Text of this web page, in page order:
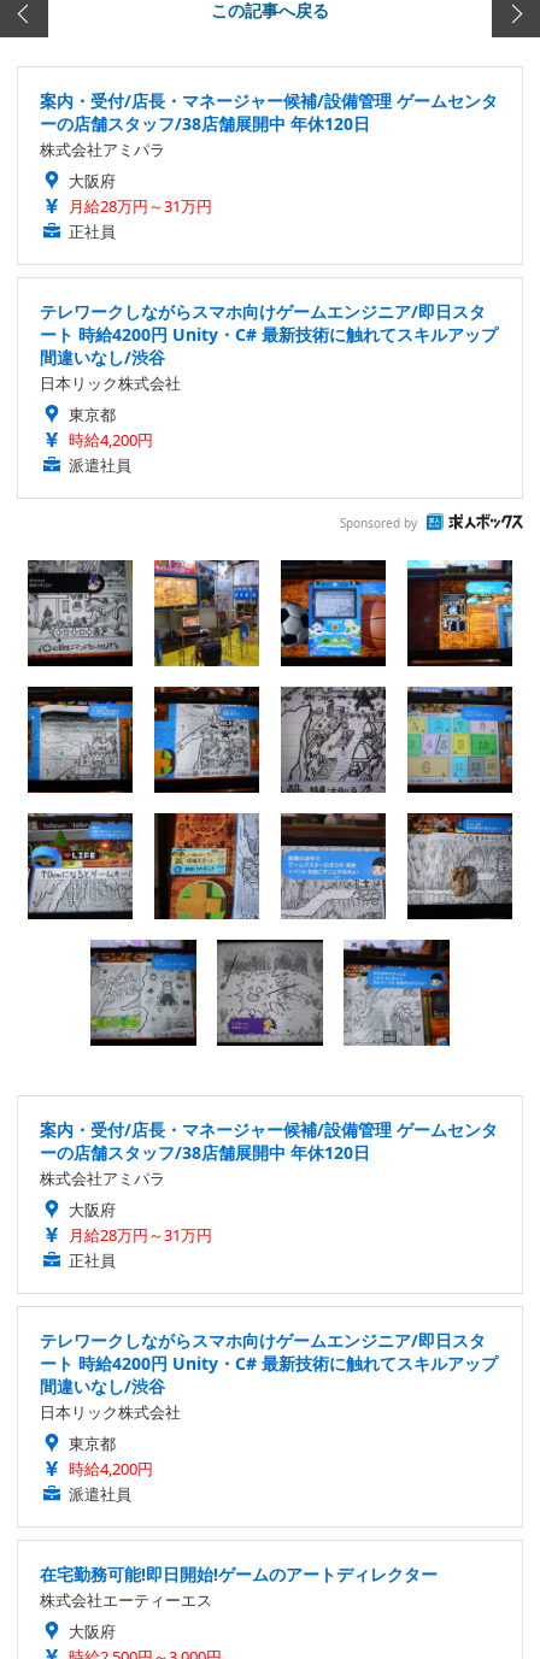
この記事へ戻る
案内・受付/店長・マネージャー候補/設備管理 ゲームセンタ
ーの店舗スタッフ/38店舗展開中 年休120日
株式会社アミパラ
大阪府
月給28万円～31万円
正社員
テレワークしながらスマホ向けゲームエンジニア/即日スタ
ート 時給4200円 Unity・C# 最新技術に触れてスキルアップ
間違いなし/渋谷
日本リック株式会社
東京都
時給4,200円
派遣社員
Sponsored by
案内・受付/店長・マネージャー候補/設備管理 ゲームセンタ
ーの店舗スタッフ/38店舗展開中 年休120日
株式会社アミパラ
大阪府
月給28万円～31万円
正社員
テレワークしながらスマホ向けゲームエンジニア/即日スタ
ート 時給4200円 Unity・C# 最新技術に触れてスキルアップ
間違いなし/渋谷
日本リック株式会社
東京都
時給4,200円
派遣社員
在宅勤務可能!即日開始!ゲームのアートディレクター
株式会社エーティーエス
大阪府